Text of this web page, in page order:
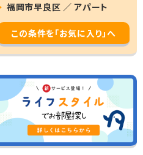
福岡市早良区 ／ アパート
この条件を「お気に入り」へ